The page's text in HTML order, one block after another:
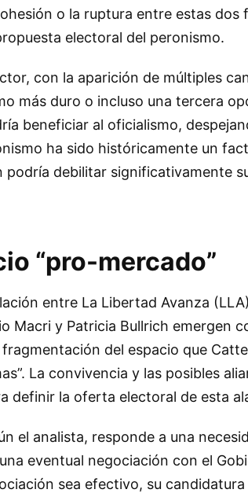
o la ruptura entre estas dos
electoral del peronismo.
con la aparición de múltiples
más duro o incluso una tercera
beneficiar al oficialismo,
ha sido históricamente un
podría debilitar significativamente
“pro-mercado”
entre La Libertad Avanza
Macri y Patricia Bullrich emergen
del espacio que
La convivencia y las posibles
definir la oferta electoral de esta
el analista, responde a una
eventual negociación con el
sea efectivo, su